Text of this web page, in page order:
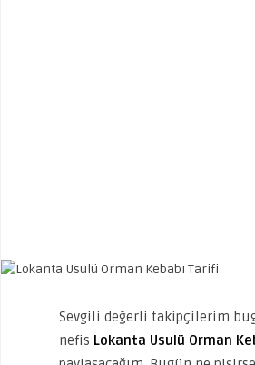
Sevgili değerli takipçilerim
nefis Lokanta Usulü Orman